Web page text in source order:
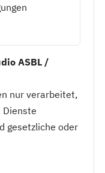
ASBL /
nur verarbeitet,
Dienste
gesetzliche oder